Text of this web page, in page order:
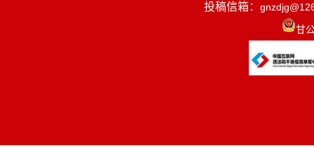
身躲在课桌
投稿信箱：
甘